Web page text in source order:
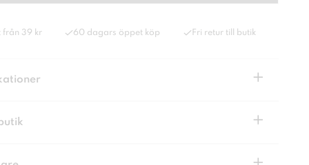
från 39 kr 60 dagars öppet köp Fri retur till butik
+
+